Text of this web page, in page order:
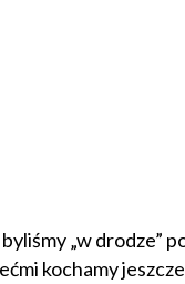
„w drodze”
kochamy